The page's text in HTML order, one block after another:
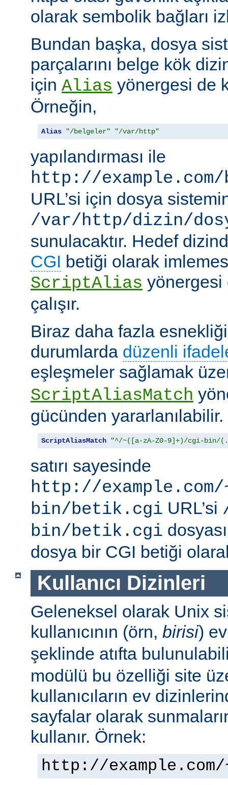
olarak sembolik bağları
Bundan başka, dosya
parçalarını belge kök
için Alias yönergesi de
Örneğin,
Alias "/belgeler" "/var/http"
yapılandırması ile
http://
URL’si için dosya
/var/http/dizin/
sunulacaktır. Hedef
CGI betiği olarak
ScriptAlias yönergesi
çalışır.
Biraz daha fazla
durumlarda düzenli
eşleşmeler sağlamak
ScriptAliasMatch
gücünden
ScriptAliasMatch "^/~([a-zA-Z0-9]+)/cgi-bin/
satırı sayesinde
http://
bin/betik.cgi URL’si
bin/betik.cgi
dosya bir CGI betiği olarak
Kullanıcı Dizinleri
Geleneksel olarak Unix
kullanıcının (örn, birisi)
şeklinde atıfta
modülü bu özelliği site
kullanıcıların ev
sayfalar olarak
kullanır. Örnek:
http://